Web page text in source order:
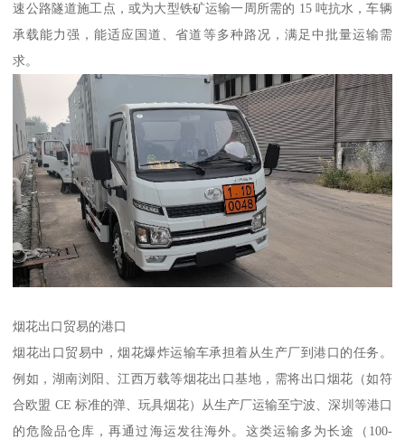
速公路隧道施工点，或为大型铁矿运输一周所需的 15 吨抗水，车辆
承载能力强，能适应国道、省道等多种路况，满足中批量运输需
求。​
烟花出口贸易的港口​
烟花出口贸易中，烟花爆炸运输车承担着从生产厂到港口的任务。
例如，湖南浏阳、江西万载等烟花出口基地，需将出口烟花（如符
合欧盟 CE 标准的弹、玩具烟花）从生产厂运输至宁波、深圳等港口
的危险品仓库，再通过海运发往海外。这类运输多为长途（100-